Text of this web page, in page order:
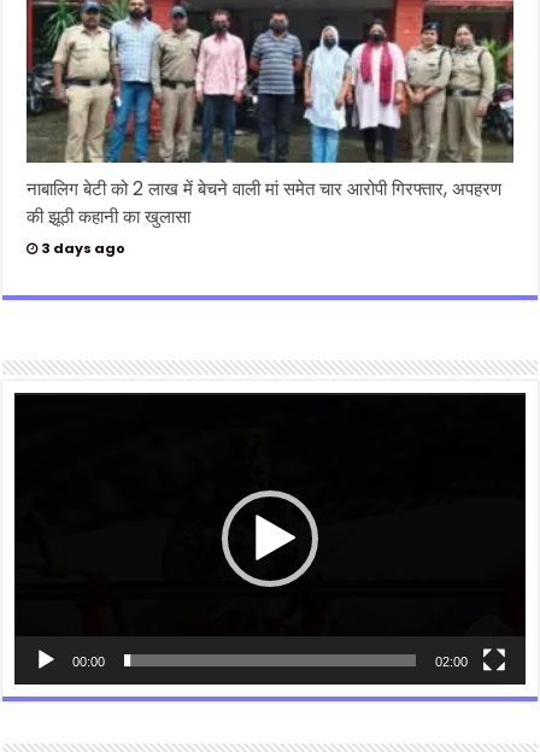
नाबालिग बेटी को 2 लाख में बेचने वाली मां समेत चार आरोपी गिरफ्तार, अपहरण
की झूठी कहानी का खुलासा
3 days ago
Video
00:00 02:00